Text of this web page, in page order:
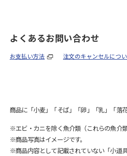
よくあるお問い合わせ
お支払い方法 注文のキャンセルにつ
商品に「小麦」「そば」「卵」「乳」「落
※エビ・カニを除く魚介類（これらの魚介
※商品写真はイメージです。
※商品内容として記載されていない「小道